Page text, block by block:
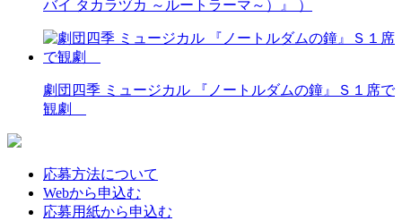
バイ タカラヅカ ～ルートラーマ～）』 ）
劇団四季 ミュージカル 『ノートルダムの鐘』Ｓ１席で
観劇
応募方法について
Webから申込む
応募用紙から申込む